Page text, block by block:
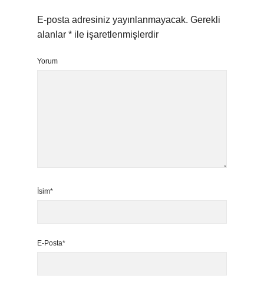
E-posta adresiniz yayınlanmayacak. Gerekli
alanlar * ile işaretlenmişlerdir
Yorum
İsim*
E-Posta*